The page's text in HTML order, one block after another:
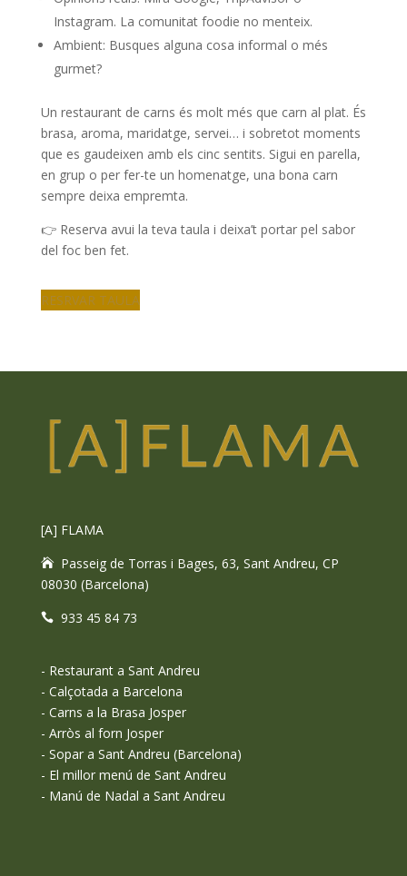
Instagram. La comunitat foodie no menteix.
Ambient: Busques alguna cosa informal o més
gurmet?
Un restaurant de carns és molt més que carn al plat. És
brasa, aroma, maridatge, servei… i sobretot moments
que es gaudeixen amb els cinc sentits. Sigui en parella,
en grup o per fer-te un homenatge, una bona carn
sempre deixa empremta.
👉 Reserva avui la teva taula i deixa’t portar pel sabor
del foc ben fet.
RESRVAR TAULA
[A] FLAMA
Passeig de Torras i Bages, 63, Sant Andreu, CP
08030 (Barcelona)
933 45 84 73
- Restaurant a Sant Andreu
- Calçotada a Barcelona
- Carns a la Brasa Josper
- Arròs al forn Josper
- Sopar a Sant Andreu (Barcelona)
- El millor menú de Sant Andreu
- Manú de Nadal a Sant Andreu